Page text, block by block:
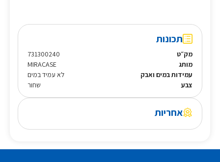
תכונות
מק״ט
731300240
מותג
MIRACASE
עמידות במים ואבק
לא עמיד במים
צבע
שחור
אחריות